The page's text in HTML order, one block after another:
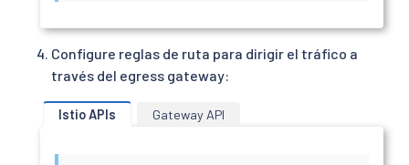
  name: egressgateway-for-cnn
spec:
host: istio-egressgateway.istio-
  subsets:
  - name: cnn
    trafficPolicy:
Configure reglas de ruta para dirigir el tráfico a
través del egress gateway:
Istio APIs Gateway API